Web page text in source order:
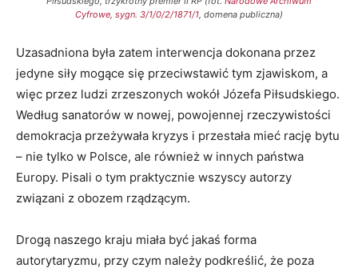
Cyfrowe, sygn. 3/1/0/2/1871/1, domena publiczna)
Uzasadniona była zatem interwencja dokonana przez
jedyne siły mogące się przeciwstawić tym zjawiskom, a
więc przez ludzi zrzeszonych wokół Józefa Piłsudskiego.
Według sanatorów w nowej, powojennej rzeczywistości
demokracja przeżywała kryzys i przestała mieć rację bytu
– nie tylko w Polsce, ale również w innych państwa
Europy. Pisali o tym praktycznie wszyscy autorzy
związani z obozem rządzącym.
Drogą naszego kraju miała być jakaś forma
autorytaryzmu, przy czym należy podkreślić, że poza